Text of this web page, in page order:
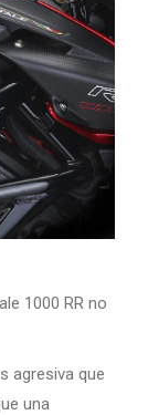
1000 RR no
agresiva que
una